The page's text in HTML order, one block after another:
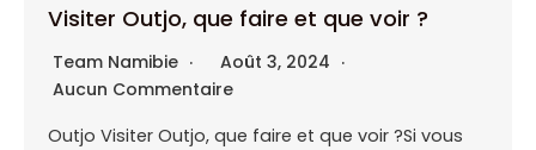
Visiter Outjo, que faire et que voir ?
Team Namibie
Août 3, 2024
Aucun Commentaire
Outjo Visiter Outjo, que faire et que voir ?Si vous